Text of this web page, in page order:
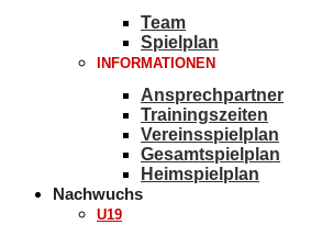
Team
Spielplan
INFORMATIONEN
Ansprechpartner
Trainingszeiten
Vereinsspielplan
Gesamtspielplan
Heimspielplan
Nachwuchs
U19